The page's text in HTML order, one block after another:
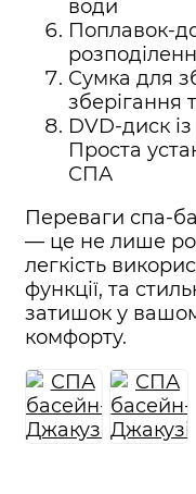
води
Поплавок-
Сумка для
зберігання
DVD-диск
Проста
СПА
Переваги спа-
— це не лише
легкість
функції, та
затишок у
комфорту.